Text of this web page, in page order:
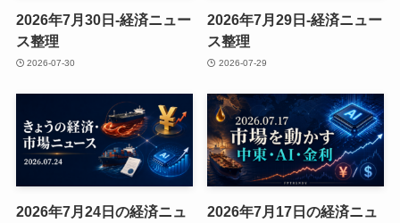
2026年7月30日-経済ニュー
ス整理
2026-07-30
2026年7月29日-経済ニュー
ス整理
2026-07-29
2026年7月24日の経済ニュ
2026年7月17日の経済ニュ